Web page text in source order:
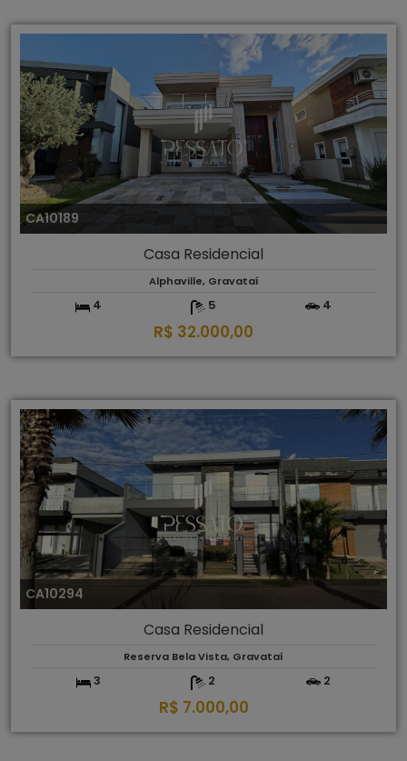
CA10189
Casa Residencial
Alphaville, Gravataí
4 5 4
R$ 32.000,00
CA10294
Casa Residencial
Reserva Bela Vista, Gravataí
3 2 2
R$ 7.000,00